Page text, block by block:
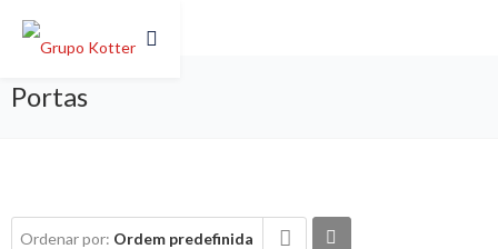
Portas
Ordenar por: Ordem predefinida